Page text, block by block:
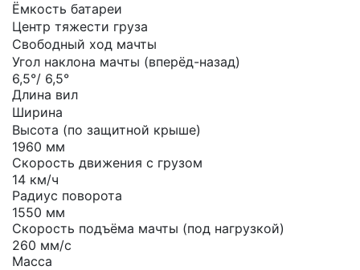
Ёмкость батареи
Центр тяжести груза
Свободный ход мачты
Угол наклона мачты (вперёд-назад)
6,5°/ 6,5°
Длина вил
Ширина
Высота (по защитной крыше)
1960 мм
Скорость движения с грузом
14 км/ч
Радиус поворота
1550 мм
Скорость подъёма мачты (под нагрузкой)
260 мм/с
Масса